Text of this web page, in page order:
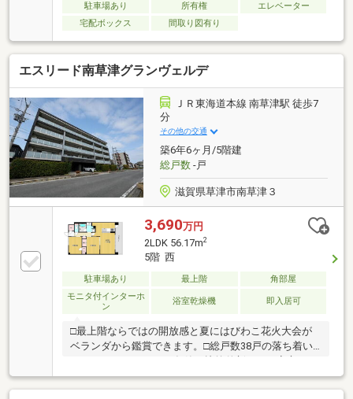
駐車場あり 所有権
エレベーター
宅配ボックス
間取り図有り
エスリード南草津グランヴェルデ
ＪＲ東海道本線 南草津駅 徒歩7
分
その他の交通
築6年6ヶ月/5階建
総戸数-戸
滋賀県草津市南草津３
3,690万円
2LDK 56.17m2
5階 西
駐車場あり 最上階
角部屋
モニタ付インターホ
ン
浴室乾燥機 即入居可
□最上階ならではの開放感と夏にはびわこ花火大会が
ベランダから鑑賞できます。□総戸数38戸の落ち着い
長く住める住環境です。□リビング床暖房により冬も
足下あったかいです。□専用トランクルームありま